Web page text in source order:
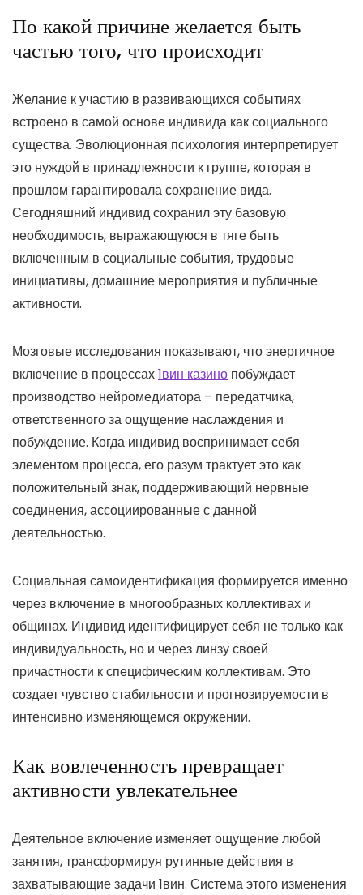
По какой причине желается быть
частью того, что происходит
Желание к участию в развивающихся событиях
встроено в самой основе индивида как социального
существа. Эволюционная психология интерпретирует
это нуждой в принадлежности к группе, которая в
прошлом гарантировала сохранение вида.
Сегодняшний индивид сохранил эту базовую
необходимость, выражающуюся в тяге быть
включенным в социальные события, трудовые
инициативы, домашние мероприятия и публичные
активности.
Мозговые исследования показывают, что энергичное
включение в процессах1вин казино побуждает
производство нейромедиатора – передатчика,
ответственного за ощущение наслаждения и
побуждение. Когда индивид воспринимает себя
элементом процесса, его разум трактует это как
положительный знак, поддерживающий нервные
соединения, ассоциированные с данной
деятельностью.
Социальная самоидентификация формируется именно
через включение в многообразных коллективах и
общинах. Индивид идентифицирует себя не только как
индивидуальность, но и через линзу своей
причастности к специфическим коллективам. Это
создает чувство стабильности и прогнозируемости в
интенсивно изменяющемся окружении.
Как вовлеченность превращает
активности увлекательнее
Деятельное включение изменяет ощущение любой
занятия, трансформируя рутинные действия в
захватывающие задачи 1вин. Система этого изменения